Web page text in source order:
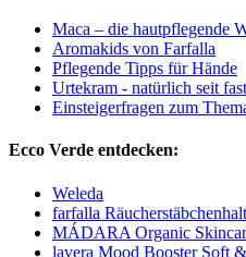
Maca – die hautpflegende
Aromakids von Farfalla
Pflegende Tipps für Hände
Urtekram - natürlich seit
Einsteigerfragen zum
Ecco Verde entdecken:
Weleda
farfalla
MÁDARA Organic
lavera Mood Booster Soft